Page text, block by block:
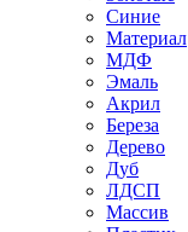
Синие
Материал
МДФ
Эмаль
Акрил
Береза
Дерево
Дуб
ЛДСП
Массив